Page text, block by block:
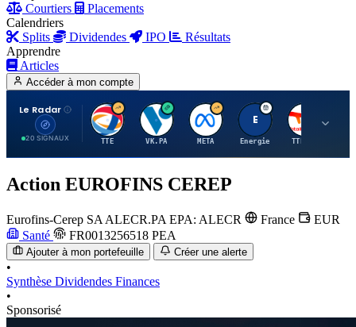
Courtiers
Placements
Calendriers
Splits
Dividendes IPO
Résultats
Apprendre
Articles
Accéder à mon compte
Le Radar
20 SIGNAUX
T
TTE
V
VK.PA
M
META
E
Energie
T
TTE.PA
Action EUROFINS CEREP
Eurofins-Cerep SA ALECR.PA EPA: ALECR France
EUR
Santé
FR0013256518 PEA
Ajouter à mon portefeuille Créer une alerte
•
Synthèse Dividendes Finances
•
Sponsorisé